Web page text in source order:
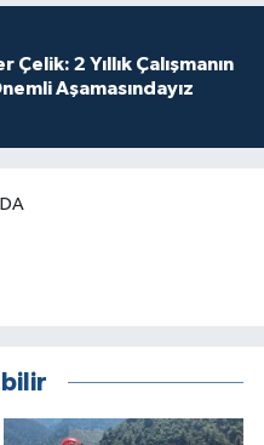
Çelik: 2 Yıllık Çalışmanın
Aşamasındayız